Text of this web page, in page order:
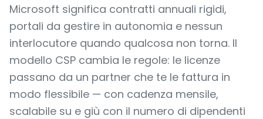
Microsoft significa contratti annuali rigidi,
portali da gestire in autonomia e nessun
interlocutore quando qualcosa non torna. Il
modello CSP cambia le regole: le licenze
passano da un partner che te le fattura in
modo flessibile — con cadenza mensile,
scalabile su e giù con il numero di dipendenti